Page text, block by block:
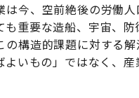
は今、空前絶後の労働
も重要な造船、宇宙、
の構造的課題に対する
よいもの」ではなく、